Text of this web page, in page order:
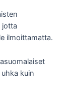
jotta
ilmoittamatta.
kuin